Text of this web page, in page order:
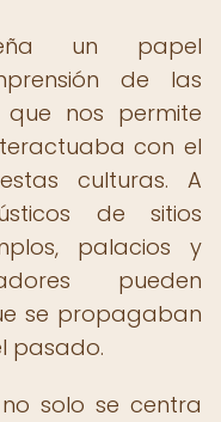
un papel
de las
que nos permite
con el
culturas. A
de sitios
palacios y
pueden
se propagaban
pasado.
solo se centra